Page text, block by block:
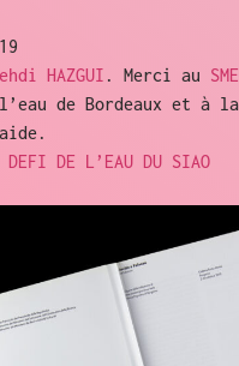
HAZGUI . Merci au
de Bordeaux et à la
DEFI DE L’EAU DU SIAO